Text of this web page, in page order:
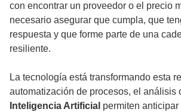
con encontrar un proveedor o el precio
necesario asegurar que cumpla, que
respuesta y que forme parte de una
resiliente.
La tecnología está transformando esta
automatización de procesos, el análisis
Inteligencia Artificial permiten anticipar